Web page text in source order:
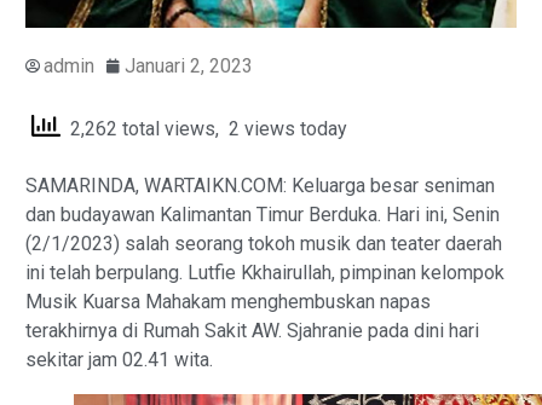
admin Januari 2, 2023
2,262 total views, 2 views today
SAMARINDA, WARTAIKN.COM: Keluarga besar seniman
dan budayawan Kalimantan Timur Berduka. Hari ini, Senin
(2/1/2023) salah seorang tokoh musik dan teater daerah
ini telah berpulang. Lutfie Kkhairullah, pimpinan kelompok
Musik Kuarsa Mahakam menghembuskan napas
terakhirnya di Rumah Sakit AW. Sjahranie pada dini hari
sekitar jam 02.41 wita.